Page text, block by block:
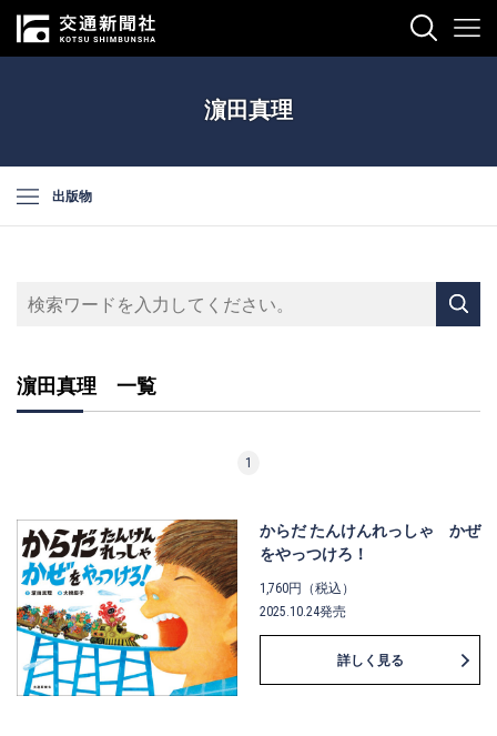
濵田真理
出版物
濵田真理 一覧
1
からだ たんけんれっしゃ かぜ
をやっつけろ！
1,760円（税込）
2025.10.24発売
詳しく見る